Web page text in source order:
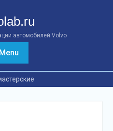
автомобилей Volvo
Menu